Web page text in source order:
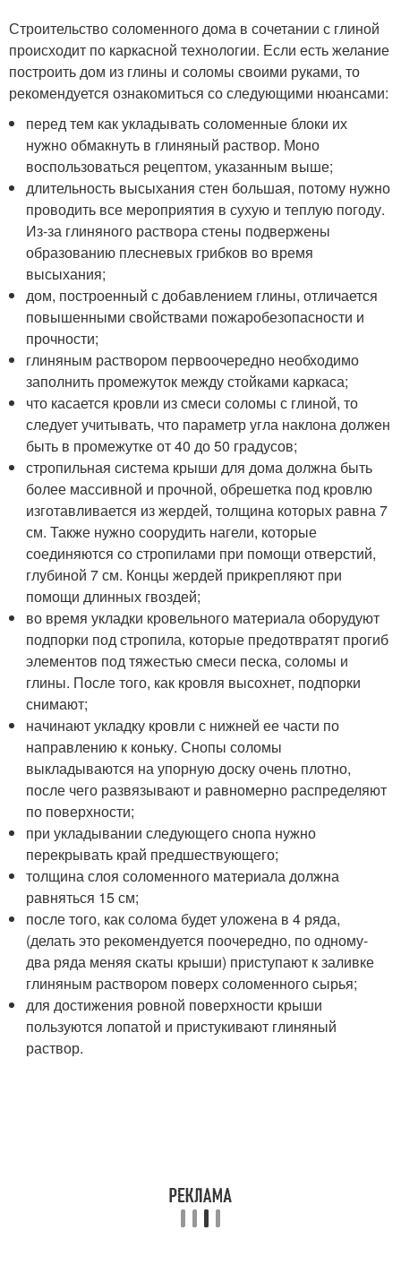
Строительство соломенного дома в сочетании с глиной
происходит по каркасной технологии. Если есть желание
построить дом из глины и соломы своими руками, то
рекомендуется ознакомиться со следующими нюансами:
перед тем как укладывать соломенные блоки их
нужно обмакнуть в глиняный раствор. Моно
воспользоваться рецептом, указанным выше;
длительность высыхания стен большая, потому нужно
проводить все мероприятия в сухую и теплую погоду.
Из-за глиняного раствора стены подвержены
образованию плесневых грибков во время
высыхания;
дом, построенный с добавлением глины, отличается
повышенными свойствами пожаробезопасности и
прочности;
глиняным раствором первоочередно необходимо
заполнить промежуток между стойками каркаса;
что касается кровли из смеси соломы с глиной, то
следует учитывать, что параметр угла наклона должен
быть в промежутке от 40 до 50 градусов;
стропильная система крыши для дома должна быть
более массивной и прочной, обрешетка под кровлю
изготавливается из жердей, толщина которых равна 7
см. Также нужно соорудить нагели, которые
соединяются со стропилами при помощи отверстий,
глубиной 7 см. Концы жердей прикрепляют при
помощи длинных гвоздей;
во время укладки кровельного материала оборудуют
подпорки под стропила, которые предотвратят прогиб
элементов под тяжестью смеси песка, соломы и
глины. После того, как кровля высохнет, подпорки
снимают;
начинают укладку кровли с нижней ее части по
направлению к коньку. Снопы соломы
выкладываются на упорную доску очень плотно,
после чего развязывают и равномерно распределяют
по поверхности;
при укладывании следующего снопа нужно
перекрывать край предшествующего;
толщина слоя соломенного материала должна
равняться 15 см;
после того, как солома будет уложена в 4 ряда,
(делать это рекомендуется поочередно, по одному-
два ряда меняя скаты крыши) приступают к заливке
глиняным раствором поверх соломенного сырья;
для достижения ровной поверхности крыши
пользуются лопатой и пристукивают глиняный
раствор.